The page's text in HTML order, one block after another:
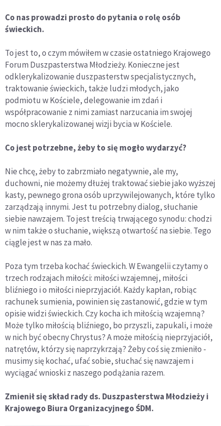
Co nas prowadzi prosto do pytania o rolę osób
świeckich.
To jest to, o czym mówiłem w czasie ostatniego Krajowego
Forum Duszpasterstwa Młodzieży. Konieczne jest
odklerykalizowanie duszpasterstw specjalistycznych,
traktowanie świeckich, także ludzi młodych, jako
podmiotu w Kościele, delegowanie im zdań i
współpracowanie z nimi zamiast narzucania im swojej
mocno sklerykalizowanej wizji bycia w Kościele.
Co jest potrzebne, żeby to się mogło wydarzyć?
Nie chcę, żeby to zabrzmiało negatywnie, ale my,
duchowni, nie możemy dłużej traktować siebie jako wyższej
kasty, pewnego grona osób uprzywilejowanych, które tylko
zarządzają innymi. Jest tu potrzebny dialog, słuchanie
siebie nawzajem. To jest treścią trwającego synodu: chodzi
w nim także o słuchanie, większą otwartość na siebie. Tego
ciągle jest w nas za mało.
Poza tym trzeba kochać świeckich. W Ewangelii czytamy o
trzech rodzajach miłości: miłości wzajemnej, miłości
bliźniego i o miłości nieprzyjaciół. Każdy kapłan, robiąc
rachunek sumienia, powinien się zastanowić, gdzie w tym
opisie widzi świeckich. Czy kocha ich miłością wzajemną?
Może tylko miłością bliźniego, bo przyszli, zapukali, i może
w nich być obecny Chrystus? A może miłością nieprzyjaciół,
natrętów, którzy się naprzykrzają? Żeby coś się zmieniło -
musimy się kochać, ufać sobie, słuchać się nawzajem i
wyciągać wnioski z naszego podążania razem.
Zmienił się skład rady ds. Duszpasterstwa Młodzieży i
Krajowego Biura Organizacyjnego ŚDM.